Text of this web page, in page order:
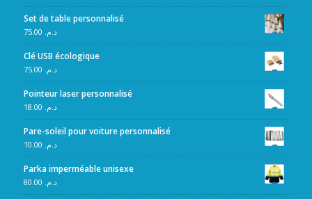
Set de table personnalisé
د.م.
Clé USB écologique
د.م.
Pointeur laser personnalisé
د.م.
Pare-soleil pour voiture personnalisé
د.م.
Parka imperméable unisexe
د.م.